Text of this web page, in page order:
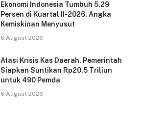
Ekonomi Indonesia Tumbuh 5,29
Persen di Kuartal II-2026, Angka
Kemiskinan Menyusut
6 August 2026
Atasi Krisis Kas Daerah, Pemerintah
Siapkan Suntikan Rp20,5 Triliun
untuk 490 Pemda
6 August 2026